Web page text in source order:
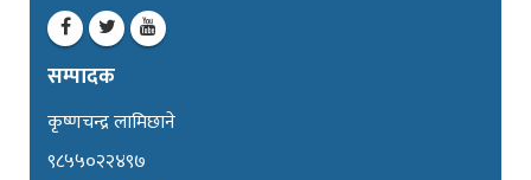
सम्पादक
कृष्णचन्द्र लामिछाने
९८५५०२२४९७